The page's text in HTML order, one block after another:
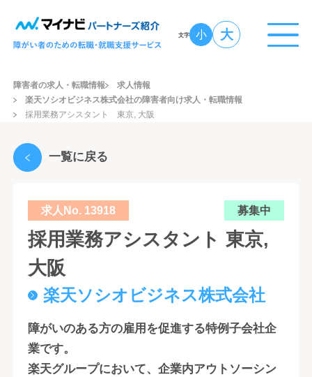
文字 小 大
障害者の求人・転職情報
求人情報
楽天ソシオビジネス株式会社の障害者向け求人・転職情報
採用業務アシスタント 東京, 大阪
一覧に戻る
求人No. 13918 募集中
採用業務アシスタント 東京,
大阪
楽天ソシオビジネス株式会社
障がいのある方の雇用を促進する特例子会社企
業です。
楽天グループにおいて、企業内アウトソーシン